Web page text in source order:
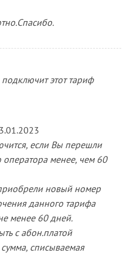
этот тариф
если Вы перешли
оператора менее, чем 60
новый номер
данного тарифа
менее 60 дней.
с абон.платой
списываемая